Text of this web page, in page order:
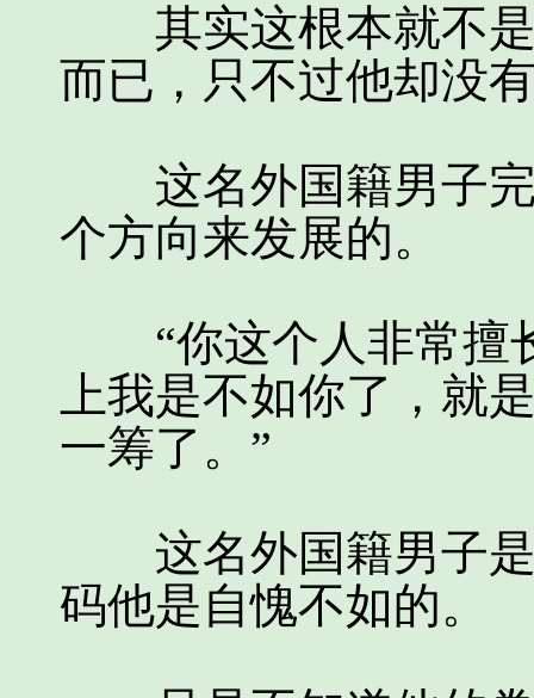
其实这根本就不是
而已，只不过他却没
这名外国籍男子完
个方向来发展的。
“你这个人非常擅
上我是不如你了，就
一筹了。”
这名外国籍男子是
码他是自愧不如的。